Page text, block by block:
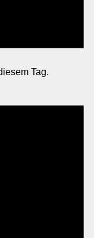
Tag.